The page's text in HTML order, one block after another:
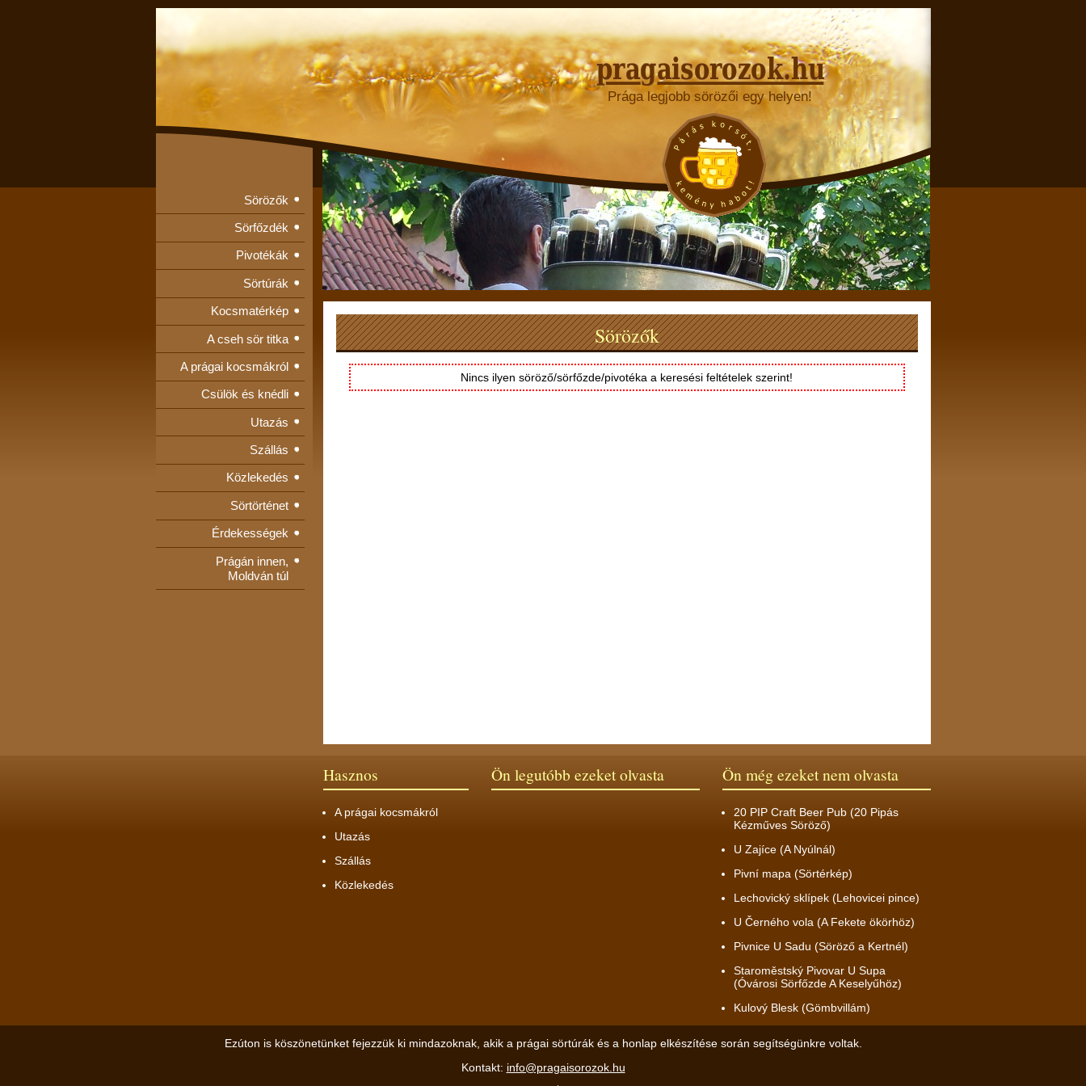
Prága legjobb sörözői egy helyen!
Sörözők
Sörfőzdék
Pivotékák
Sörtúrák
Kocsmatérkép
A cseh sör titka
A prágai kocsmákról
Csülök és knédli
Utazás
Szállás
Közlekedés
Sörtörténet
Érdekességek
Prágán innen,
Moldván túl
Sörözők
Nincs ilyen söröző/sörfőzde/pivotéka a keresési feltételek szerint!
Ön még ezeket nem olvasta
20 PIP Craft Beer Pub (20 Pipás
Kézműves Söröző)
U Zajíce (A Nyúlnál)
Pivní mapa (Sörtérkép)
Lechovický sklípek (Lehovicei pince)
U Černého vola (A Fekete ökörhöz)
Pivnice U Sadu (Söröző a Kertnél)
Staroměstský Pivovar U Supa
(Óvárosi Sörfőzde A Keselyűhöz)
Kulový Blesk (Gömbvillám)
Ön legutóbb ezeket olvasta
Hasznos
A prágai kocsmákról
Utazás
Szállás
Közlekedés
Ezúton is köszönetünket fejezzük ki mindazoknak, akik a prágai sörtúrák és a honlap elkészítése során segítségünkre voltak.
Kontakt: info@pragaisorozok.hu